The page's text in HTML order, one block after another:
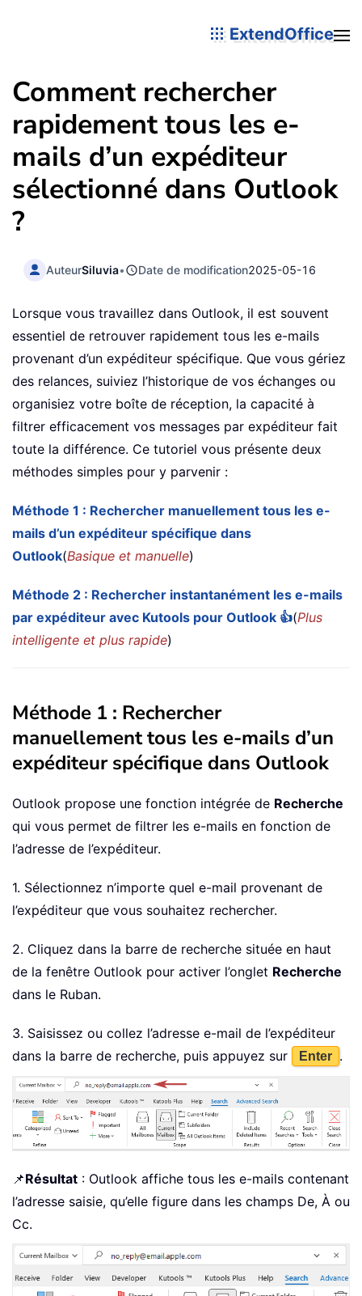
ExtendOffice
Comment rechercher
rapidement tous les e-
mails d’un expéditeur
sélectionné dans Outlook
?
AuteurSiluvia• Date de modification2025-05-16
Lorsque vous travaillez dans Outlook, il est souvent
essentiel de retrouver rapidement tous les e-mails
provenant d’un expéditeur spécifique. Que vous gériez
des relances, suiviez l’historique de vos échanges ou
organisiez votre boîte de réception, la capacité à
filtrer efficacement vos messages par expéditeur fait
toute la différence. Ce tutoriel vous présente deux
méthodes simples pour y parvenir :
Méthode 1 : Rechercher manuellement tous les e-
mails d’un expéditeur spécifique dans
Outlook(Basique et manuelle)
Méthode 2 : Rechercher instantanément les e-mails
par expéditeur avec Kutools pour Outlook 👍(Plus
intelligente et plus rapide)
Méthode 1 : Rechercher
manuellement tous les e-mails d’un
expéditeur spécifique dans Outlook
Outlook propose une fonction intégrée de Recherche
qui vous permet de filtrer les e-mails en fonction de
l’adresse de l’expéditeur.
1. Sélectionnez n’importe quel e-mail provenant de
l’expéditeur que vous souhaitez rechercher.
2. Cliquez dans la barre de recherche située en haut
de la fenêtre Outlook pour activer l’onglet Recherche
dans le Ruban.
3. Saisissez ou collez l’adresse e-mail de l’expéditeur
dans la barre de recherche, puis appuyez sur
Enter .
📌Résultat : Outlook affiche tous les e-mails contenant
l’adresse saisie, qu’elle figure dans les champs De, À ou
Cc.